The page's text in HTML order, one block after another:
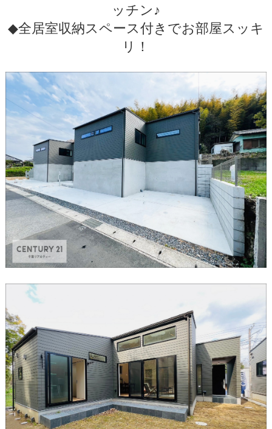
ッチン♪
◆全居室収納スペース付きでお部屋スッキ
リ！